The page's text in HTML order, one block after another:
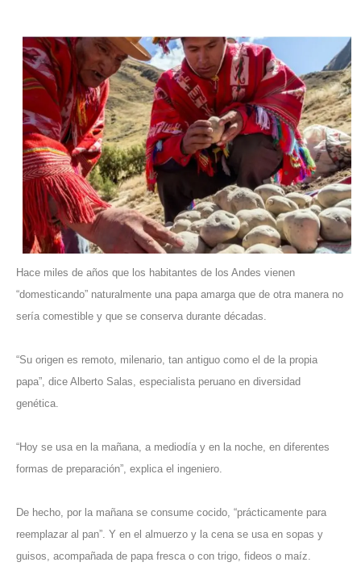
Hace miles de años que los habitantes de los Andes vienen
“domesticando” naturalmente una papa amarga que de otra manera no
sería comestible y que se conserva durante décadas.
“Su origen es remoto, milenario, tan antiguo como el de la propia
papa”, dice Alberto Salas, especialista peruano en diversidad
genética.
“Hoy se usa en la mañana, a mediodía y en la noche, en diferentes
formas de preparación”, explica el ingeniero.
De hecho, por la mañana se consume cocido, “prácticamente para
reemplazar al pan”. Y en el almuerzo y la cena se usa en sopas y
guisos, acompañada de papa fresca o con trigo, fideos o maíz.